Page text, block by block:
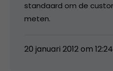
standaard om de
meten.
20 januari 2012 om 12:24